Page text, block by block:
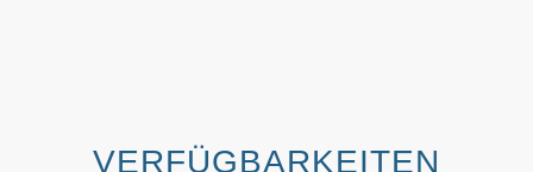
VERFÜGBARKEITEN